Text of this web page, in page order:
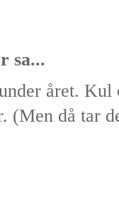
sa...
året. Kul
(Men då tar